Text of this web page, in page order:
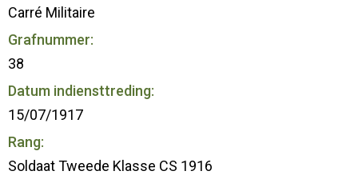
Carré Militaire
Grafnummer:
38
Datum indiensttreding:
15/07/1917
Rang:
Soldaat Tweede Klasse CS 1916